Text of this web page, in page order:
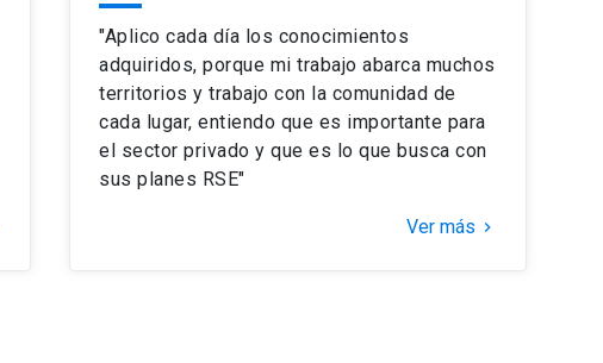
"Aplico cada día los conocimientos
adquiridos, porque mi trabajo abarca muchos
territorios y trabajo con la comunidad de
cada lugar, entiendo que es importante para
el sector privado y que es lo que busca con
sus planes RSE"
Ver más keyboard_arrow_right